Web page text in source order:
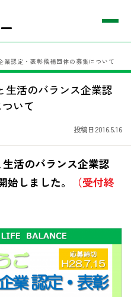
認定・表彰候補団体の募集について
生活のバランス企業認
いて
投稿日2016.5.16
活のバランス企業認
しました。
（受付終